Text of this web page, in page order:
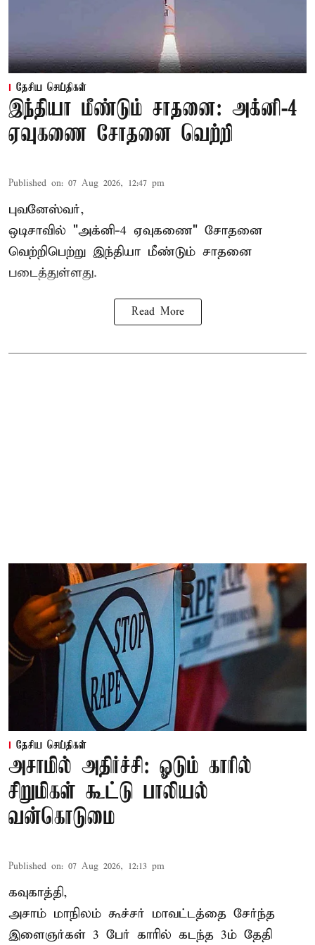
தேசிய செய்திகள்
இந்தியா மீண்டும் சாதனை: அக்னி-4
ஏவுகணை சோதனை வெற்றி
Published on: 07 Aug 2026, 12:47 pm
புவனேஸ்வர்,
ஒடிசாவில் "அக்னி-4 ஏவுகணை" சோதனை
வெற்றிபெற்று இந்தியா மீண்டும் சாதனை
படைத்துள்ளது.
Read More
தேசிய செய்திகள்
அசாமில் அதிர்ச்சி: ஓடும் காரில்
சிறுமிகள் கூட்டு பாலியல்
வன்கொடுமை
Published on: 07 Aug 2026, 12:13 pm
கவுகாத்தி,
அசாம் மாநிலம் கூச்சர் மாவட்டத்தை சேர்ந்த
இளைஞர்கள் 3 பேர் காரில் கடந்த 3ம் தேதி